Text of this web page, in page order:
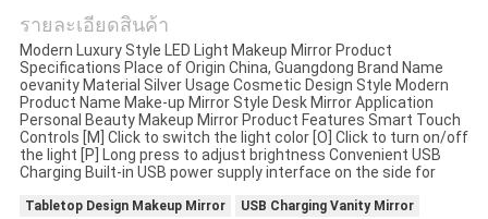
ทุก
กรณี
ขอ
รายละเอียดสินค้า
Modern Luxury Style LED Light Makeup Mirror Product
Specifications Place of Origin China, Guangdong Brand Name
oevanity Material Silver Usage Cosmetic Design Style Modern
Product Name Make-up Mirror Style Desk Mirror Application
Personal Beauty Makeup Mirror Product Features Smart Touch
Controls [M] Click to switch the light color [O] Click to turn on/off
the light [P] Long press to adjust brightness Convenient USB
Charging Built-in USB power supply interface on the side for
Tabletop Design Makeup Mirror
USB Charging Vanity Mirror